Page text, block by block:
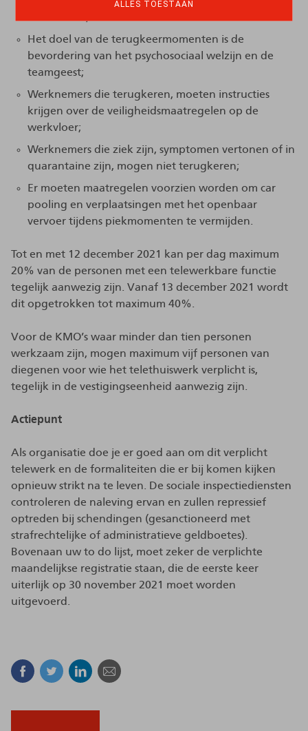
ALLES TOESTAAN
Het doel van de terugkeermomenten is de
bevordering van het psychosociaal welzijn en de
teamgeest;
Werknemers die terugkeren, moeten instructies
krijgen over de veiligheidsmaatregelen op de
werkvloer;
Werknemers die ziek zijn, symptomen vertonen of in
quarantaine zijn, mogen niet terugkeren;
Er moeten maatregelen voorzien worden om car
pooling en verplaatsingen met het openbaar
vervoer tijdens piekmomenten te vermijden.
Tot en met 12 december 2021 kan per dag maximum
20% van de personen met een telewerkbare functie
tegelijk aanwezig zijn. Vanaf 13 december 2021 wordt
dit opgetrokken tot maximum 40%.
Voor de KMO’s waar minder dan tien personen
werkzaam zijn, mogen maximum vijf personen van
diegenen voor wie het telethuiswerk verplicht is,
tegelijk in de vestigingseenheid aanwezig zijn.
Actiepunt
Als organisatie doe je er goed aan om dit verplicht
telewerk en de formaliteiten die er bij komen kijken
opnieuw strikt na te leven. De sociale inspectiediensten
controleren de naleving ervan en zullen repressief
optreden bij schendingen (gesanctioneerd met
strafrechtelijke of administratieve geldboetes).
Bovenaan uw to do lijst, moet zeker de verplichte
maandelijkse registratie staan, die de eerste keer
uiterlijk op 30 november 2021 moet worden
uitgevoerd.
Facebook
TwitterLinkedinE-mail